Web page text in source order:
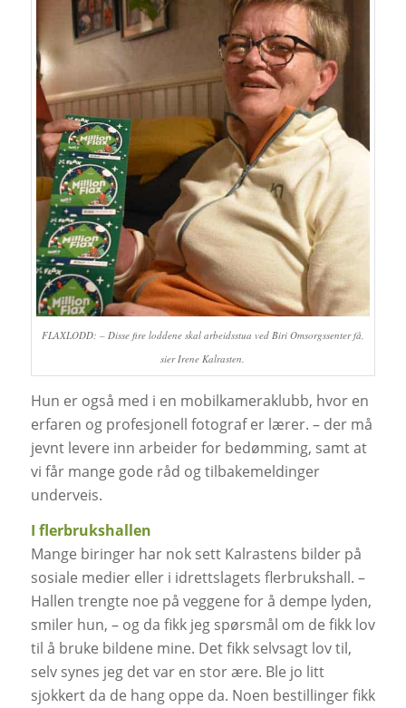
FLAXLODD: – Disse fire loddene skal arbeidsstua ved Biri Omsorgssenter få,
sier Irene Kalrasten.
Hun er også med i en mobilkameraklubb, hvor en
erfaren og profesjonell fotograf er lærer. – der må
jevnt levere inn arbeider for bedømming, samt at
vi får mange gode råd og tilbakemeldinger
underveis.
I flerbrukshallen
Mange biringer har nok sett Kalrastens bilder på
sosiale medier eller i idrettslagets flerbrukshall. –
Hallen trengte noe på veggene for å dempe lyden,
smiler hun, – og da fikk jeg spørsmål om de fikk lov
til å bruke bildene mine. Det fikk selvsagt lov til,
selv synes jeg det var en stor ære. Ble jo litt
sjokkert da de hang oppe da. Noen bestillinger fikk